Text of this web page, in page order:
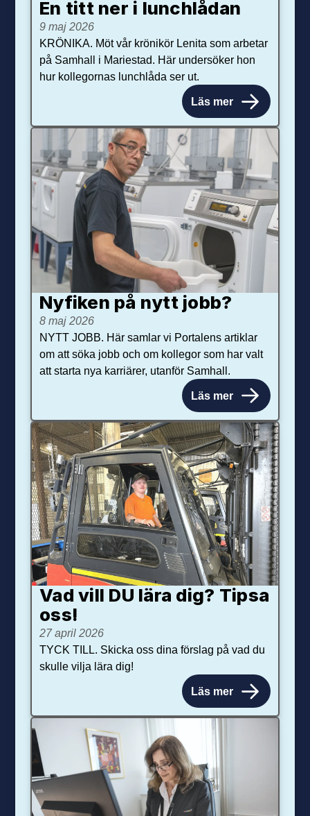
En titt ner i lunchlådan
9 maj 2026
KRÖNIKA. Möt vår krönikör Lenita som arbetar
på Samhall i Mariestad. Här undersöker hon
hur kollegornas lunchlåda ser ut.
Läs mer
Nyfiken på nytt jobb?
8 maj 2026
NYTT JOBB. Här samlar vi Portalens artiklar
om att söka jobb och om kollegor som har valt
att starta nya karriärer, utanför Samhall.
Läs mer
Vad vill DU lära dig? Tipsa
oss!
27 april 2026
TYCK TILL. Skicka oss dina förslag på vad du
skulle vilja lära dig!
Läs mer